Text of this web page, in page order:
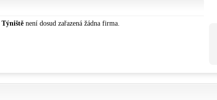
Týniště není dosud zařazená žádna firma.